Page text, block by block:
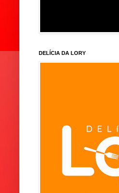
DELÍCIA DA LORY